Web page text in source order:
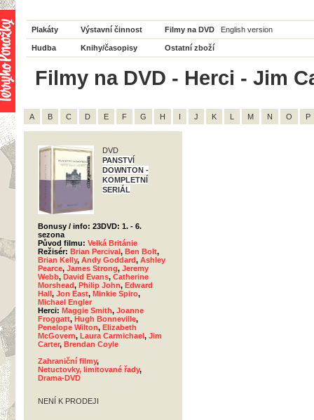
Plakáty Výstavní činnost Filmy na DVD English version
Hudba Knihy/časopisy Ostatní zboží
Filmy na DVD - Herci - Jim
A B C D E F G H I J K L M N O P
DVD
PANSTVÍ
DOWNTON -
KOMPLETNÍ
SERIÁL
Bonusy / info: 23DVD: 1. - 6.
sezona
Původ filmu: Velká Británie
Režisér: Brian Percival, Ben Bolt,
Brian Kelly, Andy Goddard, Ashley
Pearce, James Strong, Jeremy
Webb, David Evans, Catherine
Morshead, Philip John, Edward
Hall, Jon East, Minkie Spiro,
Michael Engler
Herci: Maggie Smith, Joanne
Froggatt, Hugh Bonneville,
Penelope Wilton, Elizabeth
McGovern, Laura Carmichael, Jim
Carter, Brendan Coyle
Zahraniční filmy,
Netuctovky, limitované řady,
Drama-DVD
NENÍ K PRODEJI